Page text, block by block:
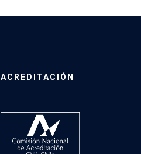
ACREDITACIÓN